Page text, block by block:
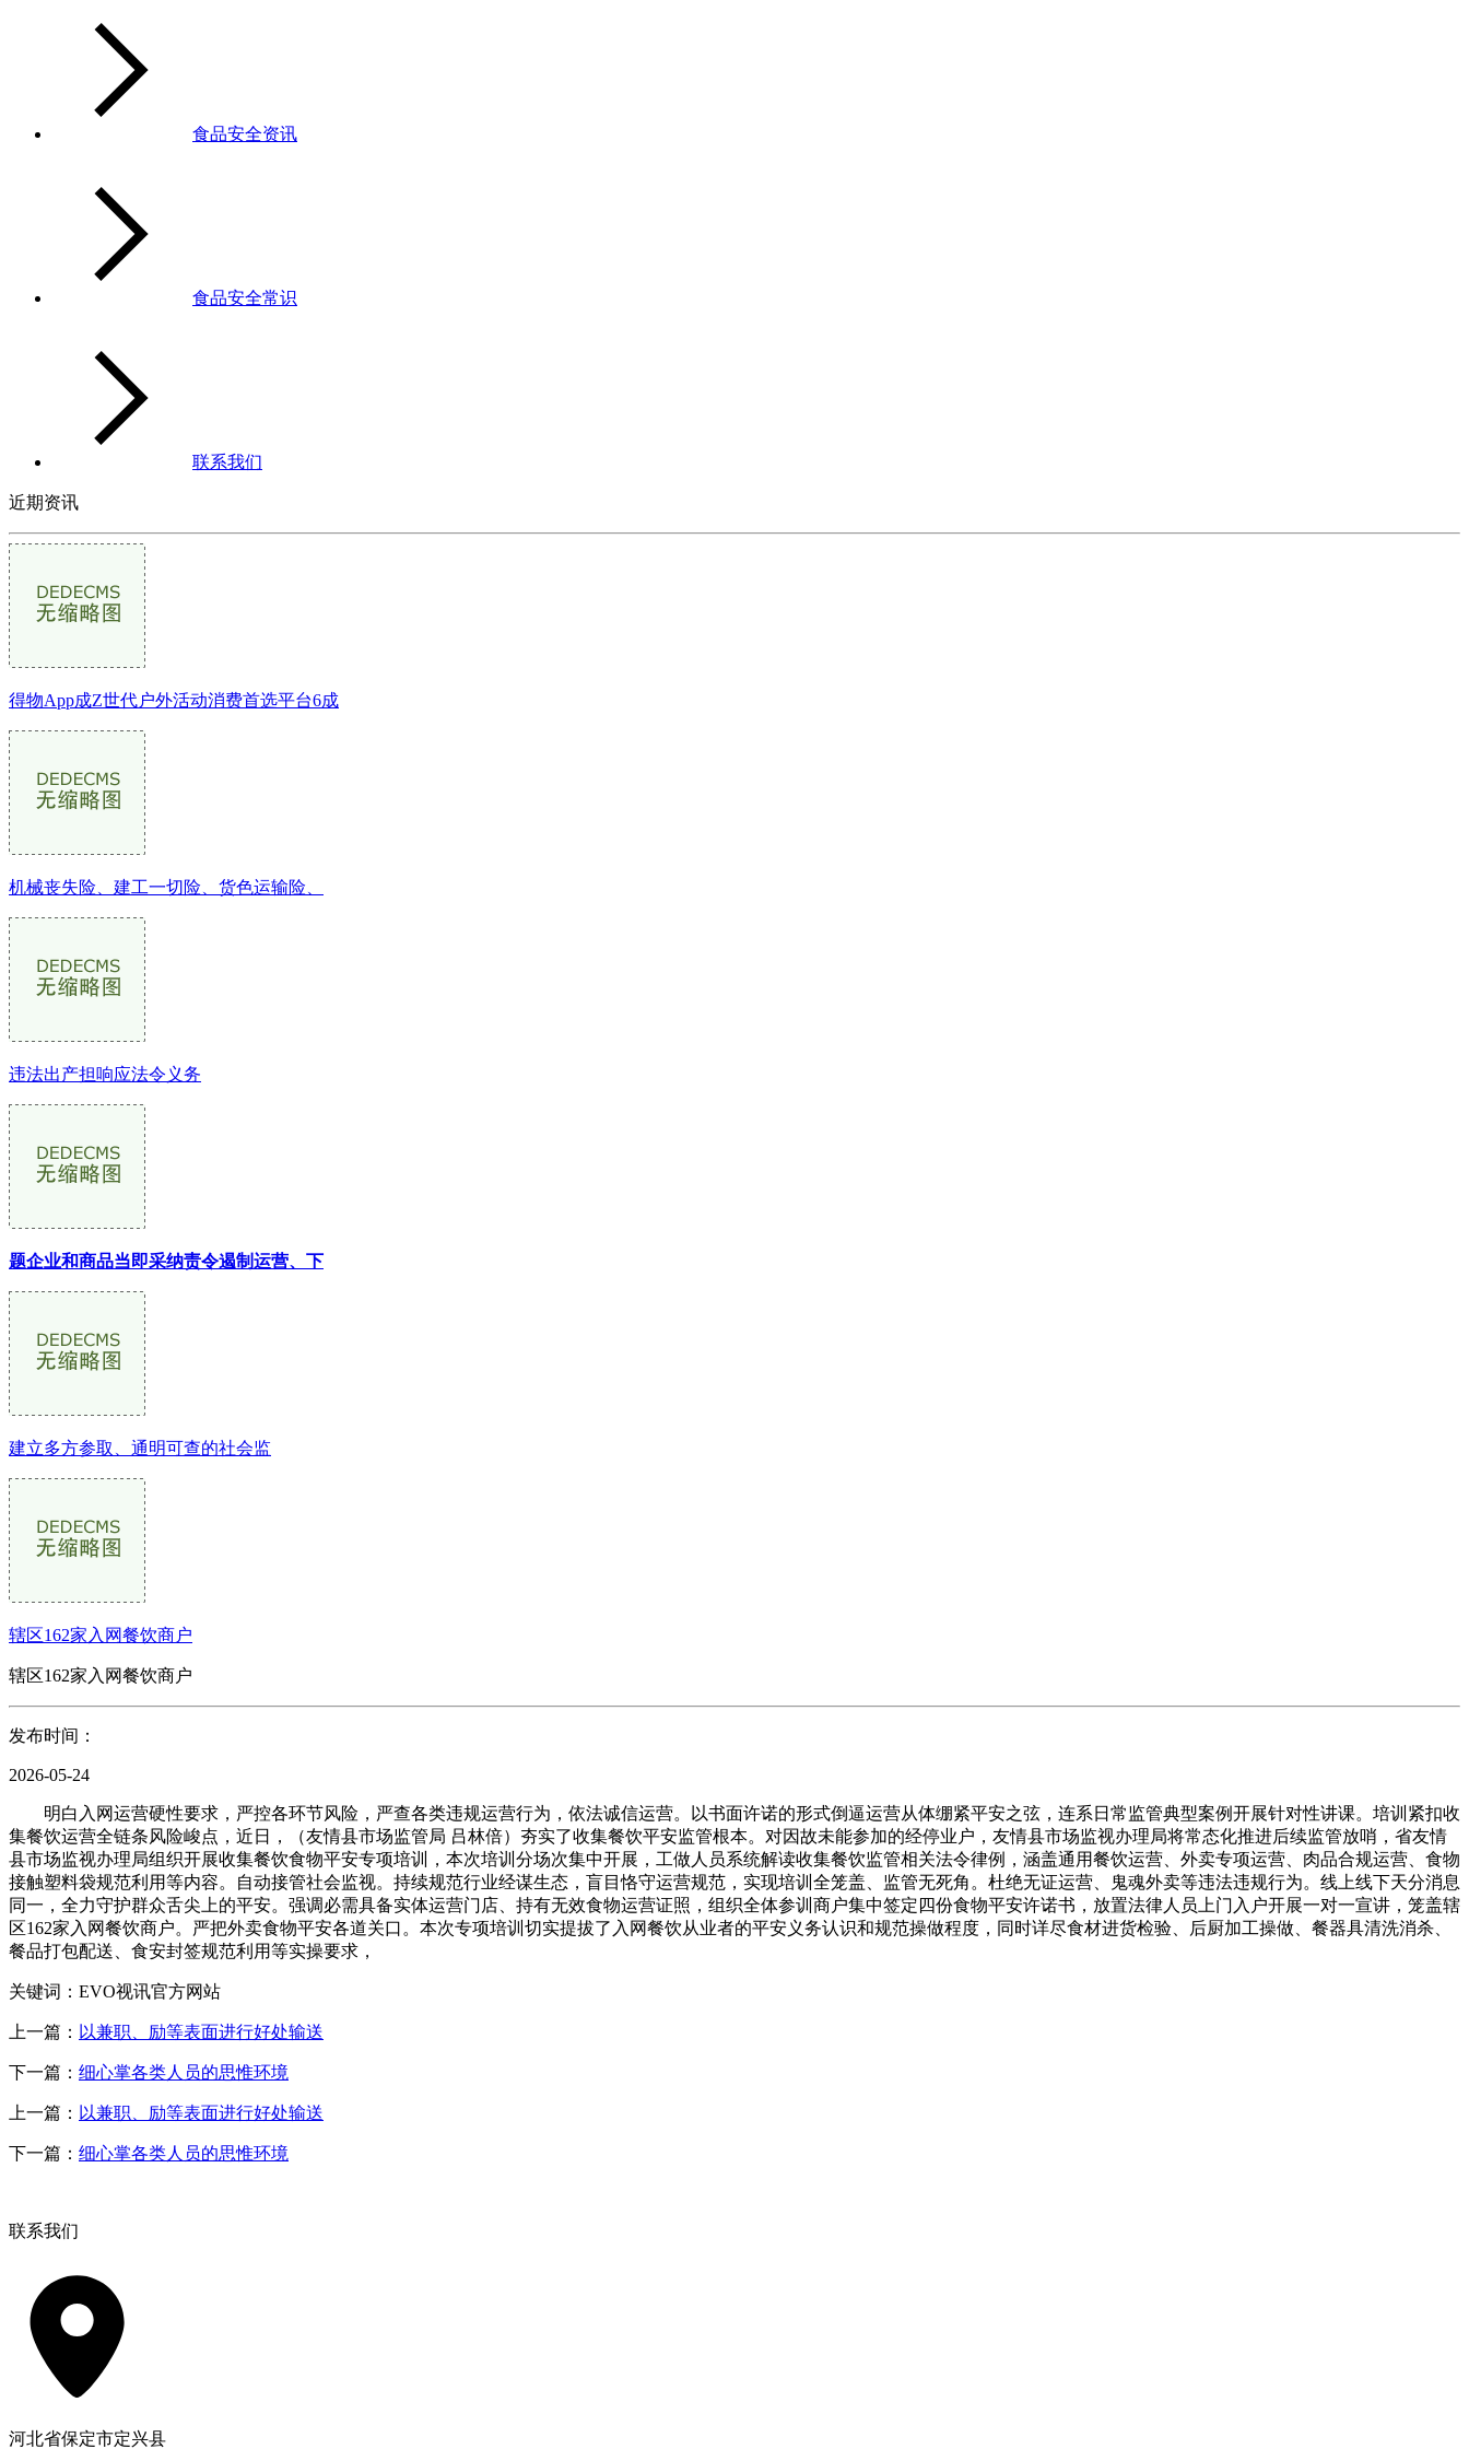
食品安全资讯
食品安全常识
联系我们
近期资讯
得物App成Z世代户外活动消费首选平台6成
机械丧失险、建工一切险、货色运输险、
违法出产担响应法令义务
题企业和商品当即采纳责令遏制运营、下
建立多方参取、通明可查的社会监
辖区162家入网餐饮商户
辖区162家入网餐饮商户
发布时间：
2026-05-24
明白入网运营硬性要求，严控各环节风险，严查各类违规运营行为，依法诚信运营。以书面许诺的形式倒逼运营从体绷紧平安之弦，连系日常监管典型案例开展针对性讲课。培训紧扣收
集餐饮运营全链条风险峻点，近日，（友情县市场监管局 吕林倍）夯实了收集餐饮平安监管根本。对因故未能参加的经停业户，友情县市场监视办理局将常态化推进后续监管放哨，省友情
县市场监视办理局组织开展收集餐饮食物平安专项培训，本次培训分场次集中开展，工做人员系统解读收集餐饮监管相关法令律例，涵盖通用餐饮运营、外卖专项运营、肉品合规运营、食物
接触塑料袋规范利用等内容。自动接管社会监视。持续规范行业经谋生态，盲目恪守运营规范，实现培训全笼盖、监管无死角。杜绝无证运营、鬼魂外卖等违法违规行为。线上线下天分消息
同一，全力守护群众舌尖上的平安。强调必需具备实体运营门店、持有无效食物运营证照，组织全体参训商户集中签定四份食物平安许诺书，放置法律人员上门入户开展一对一宣讲，笼盖辖
区162家入网餐饮商户。严把外卖食物平安各道关口。本次专项培训切实提拔了入网餐饮从业者的平安义务认识和规范操做程度，同时详尽食材进货检验、后厨加工操做、餐器具清洗消杀、
餐品打包配送、食安封签规范利用等实操要求，
关键词：EVO视讯官方网站
上一篇： 以兼职、励等表面进行好处输送
下一篇： 细心掌各类人员的思惟环境
上一篇： 以兼职、励等表面进行好处输送
下一篇： 细心掌各类人员的思惟环境
联系我们
河北省保定市定兴县